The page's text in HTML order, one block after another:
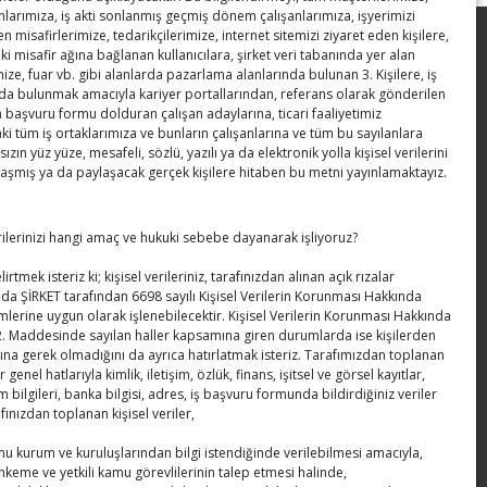
iş akti sonlanmış geçmiş dönem çalışanlarımıza, işyerimizi
misafirlerimize, tedarikçilerimize, internet sitemizi ziyaret eden kişilere,
misafir ağına bağlanan kullanıcılara, şirket veri tabanında yer alan
fuar vb. gibi alanlarda pazarlama alanlarında bulunan 3. Kişilere, iş
bulunmak amacıyla kariyer portallarından, referans olarak gönderilen
başvuru formu dolduran çalışan adaylarına, ticari faaliyetimiz
tüm iş ortaklarımıza ve bunların çalışanlarına ve tüm bu sayılanlara
yüz yüze, mesafeli, sözlü, yazılı ya da elektronik yolla kişisel verilerini
ya da paylaşacak gerçek kişilere hitaben bu metni yayınlamaktayız.
hangi amaç ve hukuki sebebe dayanarak işliyoruz?
isteriz ki; kişisel verileriniz, tarafınızdan alınan açık rızalar
ŞİRKET tarafından 6698 sayılı Kişisel Verilerin Korunması Hakkında
uygun olarak işlenebilecektir. Kişisel Verilerin Korunması Hakkında
Maddesinde sayılan haller kapsamına giren durumlarda ise kişilerden
gerek olmadığını da ayrıca hatırlatmak isteriz. Tarafımızdan toplanan
genel hatlarıyla kimlik, iletişim, özlük, finans, işitsel ve görsel kayıtlar,
bilgileri, banka bilgisi, adres, iş başvuru formunda bildirdiğiniz veriler
toplanan kişisel veriler,
kurum ve kuruluşlarından bilgi istendiğinde verilebilmesi amacıyla,
ve yetkili kamu görevlilerinin talep etmesi halinde,
Kahramanmaraş Ticaret ve Sanayi
Odası’nın yeni binası hizmete açıldı
Diren ailesine taziye ziyareti
Hisarcıklıoğlu, Ardahan Üniversitesi
Hisarcıklıoğlu Muğla İl/İlçe Oda / Borsa
Meclis Üyeleri ile buluştu
Hisarcıklıoğlu Muğla Ticaret Borsası’nı
ziyaret etti